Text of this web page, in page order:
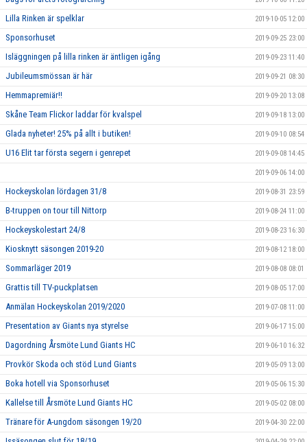
Lilla Rinken är spelklar 2019-10-05 12:00
Sponsorhuset 2019-09-25 23:00
Isläggningen på lilla rinken är äntligen igång 2019-09-23 11:40
Jubileumsmössan är här 2019-09-21 08:30
Hemmapremiär!! 2019-09-20 13:08
Skåne Team Flickor laddar för kvalspel 2019-09-18 13:00
Glada nyheter! 25% på allt i butiken! 2019-09-10 08:54
U16 Elit tar första segern i genrepet 2019-09-08 14:45
2019-09-06 14:00
Hockeyskolan lördagen 31/8 2019-08-31 23:59
B-truppen on tour till Nittorp 2019-08-24 11:00
Hockeyskolestart 24/8 2019-08-23 16:30
Kiosknytt säsongen 2019-20 2019-08-12 18:00
Sommarläger 2019 2019-08-08 08:01
Grattis till TV-puckplatsen 2019-08-05 17:00
Anmälan Hockeyskolan 2019/2020 2019-07-08 11:00
Presentation av Giants nya styrelse 2019-06-17 15:00
Dagordning Årsmöte Lund Giants HC 2019-06-10 16:32
Provkör Skoda och stöd Lund Giants 2019-05-09 13:00
Boka hotell via Sponsorhuset 2019-05-06 15:30
Kallelse till Årsmöte Lund Giants HC 2019-05-02 08:00
Tränare för A-ungdom säsongen 19/20 2019-04-30 22:00